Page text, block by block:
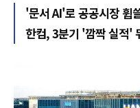
'문서 AI'로 공공시장 휩
한컴, 3분기 '깜짝 실적'